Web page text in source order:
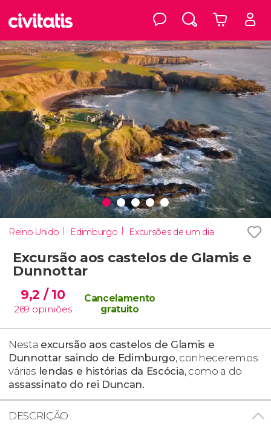
Reino Unido Edimburgo Excursões de um dia
Excursão aos castelos de Glamis e
Dunnottar
9,2 / 10
269 opiniões
Cancelamento
gratuito
Nesta excursão aos castelos de Glamis e
Dunnottar saindo de Edimburgo, conheceremos
várias lendas e histórias da Escócia, como a do
assassinato do rei Duncan.
DESCRIÇÃO